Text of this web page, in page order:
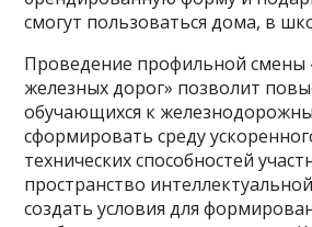
смогут пользоваться дома, в
Проведение профильной смены
железных дорог» позволит
обучающихся к
сформировать среду
технических способностей
пространство
создать условия для